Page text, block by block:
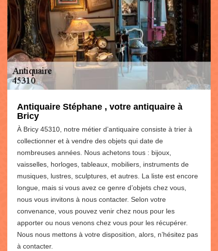
Antiquaire Stéphane , votre antiquaire à
Bricy
À Bricy 45310, notre métier d’antiquaire consiste à trier à
collectionner et à vendre des objets qui date de
nombreuses années. Nous achetons tous : bijoux,
vaisselles, horloges, tableaux, mobiliers, instruments de
musiques, lustres, sculptures, et autres. La liste est encore
longue, mais si vous avez ce genre d’objets chez vous,
nous vous invitons à nous contacter. Selon votre
convenance, vous pouvez venir chez nous pour les
apporter ou nous venons chez vous pour les récupérer.
Nous nous mettons à votre disposition, alors, n’hésitez pas
à contacter.